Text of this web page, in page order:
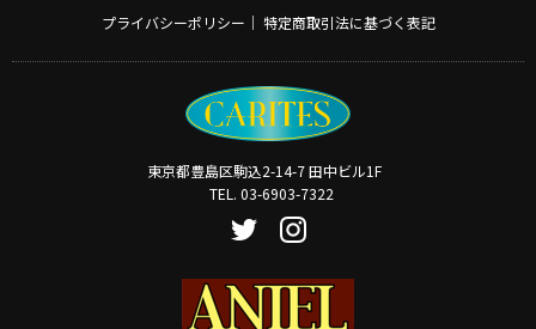
プライバシーポリシー ｜ 特定商取引法に基づく表記
東京都豊島区駒込2-14-7 田中ビル1F
TEL. 03-6903-7322